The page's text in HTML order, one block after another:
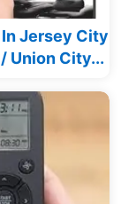
Jersey City
Union City...